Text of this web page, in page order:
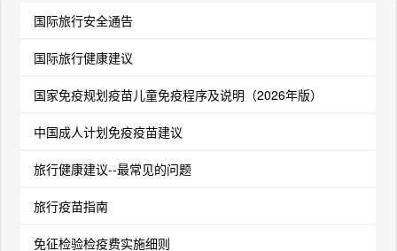
国际旅行安全通告
国际旅行健康建议
国家免疫规划疫苗儿童免疫程序及说明（2026年版）
中国成人计划免疫疫苗建议
旅行健康建议--最常见的问题
旅行疫苗指南
免征检验检疫费实施细则